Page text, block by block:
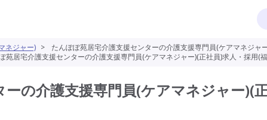
ネジャー) >
たんぽぽ苑居宅介護支援センターの介護支援専門員(ケアマネジャ
苑居宅介護支援センターの介護支援専門員(ケアマネジャー)(正社員)求人・採用(
の介護支援専門員(ケアマネジャー)(